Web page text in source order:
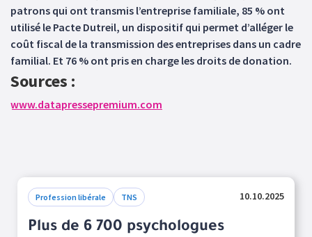
patrons qui ont transmis l’entreprise familiale, 85 % ont
utilisé le Pacte Dutreil, un dispositif qui permet d’alléger le
coût fiscal de la transmission des entreprises dans un cadre
familial. Et 76 % ont pris en charge les droits de donation.
Sources :
www.datapressepremium.com
Profession libérale TNS 10.10.2025
Plus de 6 700 psychologues